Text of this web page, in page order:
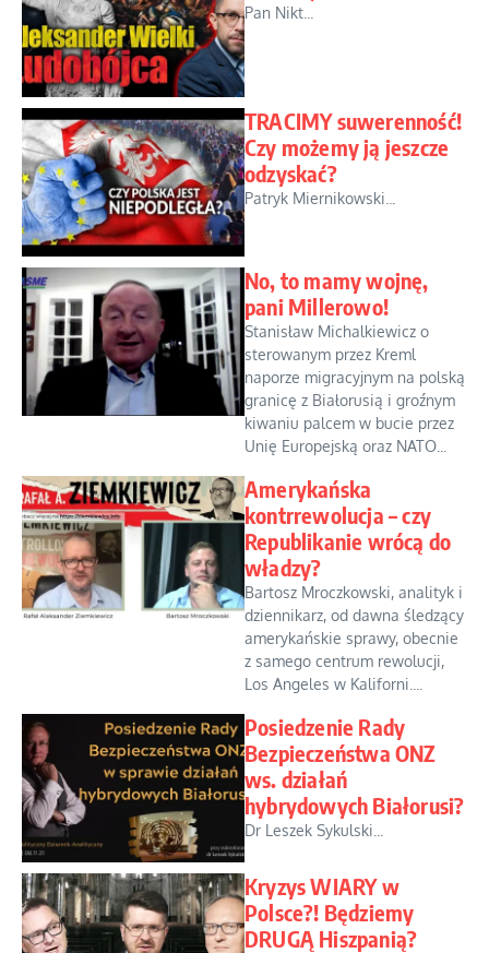
Pan Nikt...
TRACIMY suwerenność!
Czy możemy ją jeszcze
odzyskać?
Patryk Miernikowski...
No, to mamy wojnę,
pani Millerowo!
Stanisław Michalkiewicz o
sterowanym przez Kreml
naporze migracyjnym na polską
granicę z Białorusią i groźnym
kiwaniu palcem w bucie przez
Unię Europejską oraz NATO...
Amerykańska
kontrrewolucja – czy
Republikanie wrócą do
władzy?
Bartosz Mroczkowski, analityk i
dziennikarz, od dawna śledzący
amerykańskie sprawy, obecnie
z samego centrum rewolucji,
Los Angeles w Kaliforni....
Posiedzenie Rady
Bezpieczeństwa ONZ
ws. działań
hybrydowych Białorusi?
Dr Leszek Sykulski...
Kryzys WIARY w
Polsce?! Będziemy
DRUGĄ Hiszpanią?